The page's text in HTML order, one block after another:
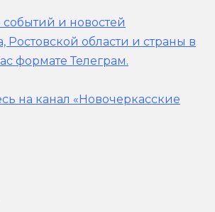
событий и новостей
Ростовской области и страны в
формате Телеграм.
на канал «Новочеркасские